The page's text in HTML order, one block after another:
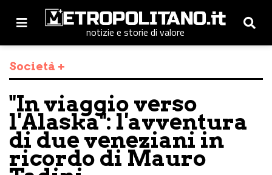
notizie e storie di valore
Società +
"In viaggio verso
l'Alaska": l'avventura
di due veneziani in
ricordo di Mauro